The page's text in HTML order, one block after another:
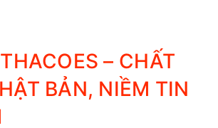
– CHẤT
BẢN, NIỀM TIN